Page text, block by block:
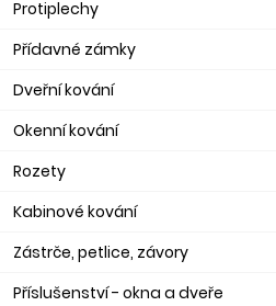
Protiplechy
Přídavné zámky
Dveřní kování
Okenní kování
Rozety
Kabinové kování
Zástrče, petlice, závory
Příslušenství - okna a dveře